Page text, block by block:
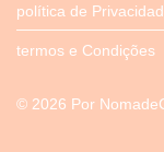
política de
termos e Condições
© 2026 Por